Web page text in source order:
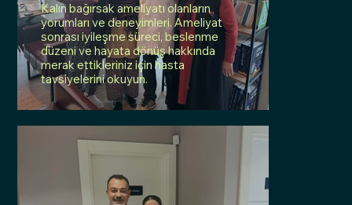
Kalın bağırsak ameliyatı olanların
yorumları ve deneyimleri. Ameliyat
sonrası iyileşme süreci, beslenme
düzeni ve hayata dönüş hakkında
merak ettikleriniz için hasta
tavsiyelerini okuyun.